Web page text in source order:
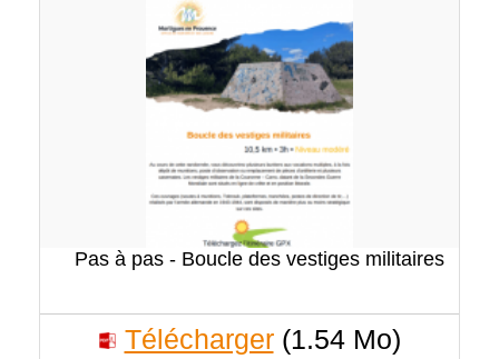
Pas à pas - Boucle des vestiges militaires
Télécharger (1.54 Mo)